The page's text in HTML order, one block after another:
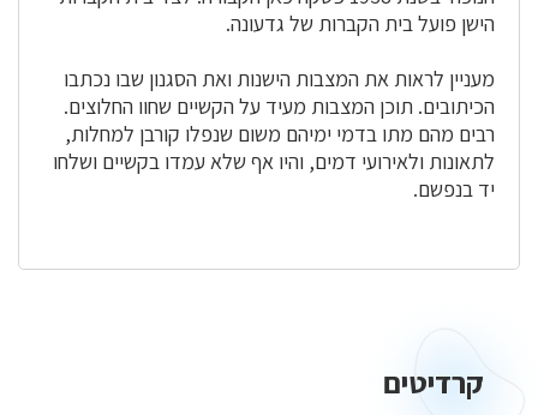
הישן פועל בית הקברות של גדעונה.
מעניין לראות את המצבות הישנות ואת הסגנון שבו נכתבו
הכיתובים. תוכן המצבות מעיד על הקשיים שחוו החלוצים.
רבים מהם מתו בדמי ימיהם משום שנפלו קורבן למחלות,
לתאונות ולאירועי דמים, והיו אף שלא עמדו בקשיים ושלחו
יד בנפשם.
קרדיטים